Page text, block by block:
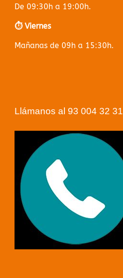
De 09:30h a 19:00h.
⏱️ Viernes
Mañanas de 09h a 15:30h.
Llámanos al 93 004 32 31